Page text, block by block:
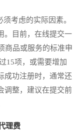
须考虑的实际因素。
。目前，在线提交一
商品或服务的标准申
15项，或需要增加
成功注册时，通常还
调整，建议在提交前
理费